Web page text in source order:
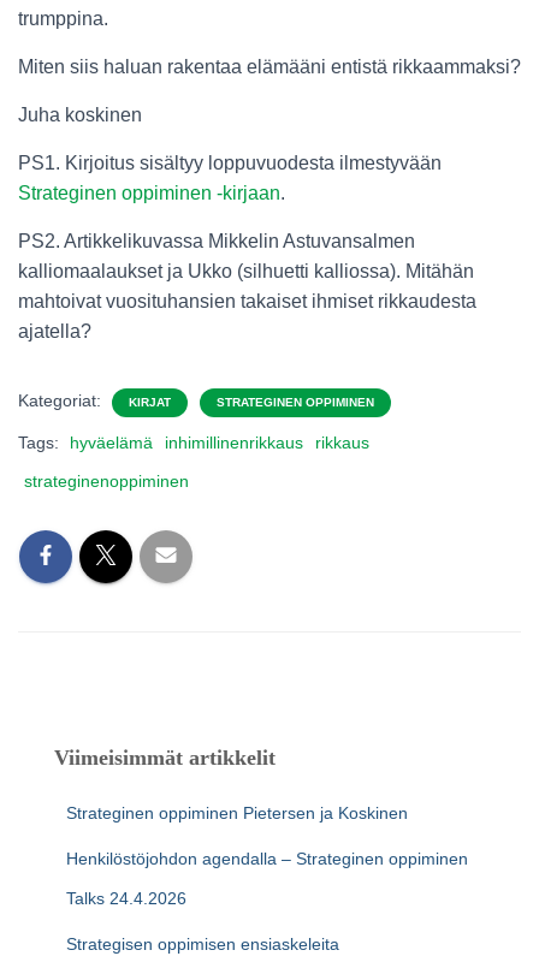
trumppina.
Miten siis haluan rakentaa elämääni entistä rikkaammaksi?
Juha koskinen
PS1. Kirjoitus sisältyy loppuvuodesta ilmestyvään
Strateginen oppiminen -kirjaan.
PS2. Artikkelikuvassa Mikkelin Astuvansalmen
kalliomaalaukset ja Ukko (silhuetti kalliossa). Mitähän
mahtoivat vuosituhansien takaiset ihmiset rikkaudesta
ajatella?
Kategoriat: KIRJAT STRATEGINEN OPPIMINEN
Tags: hyväelämä inhimillinenrikkaus
rikkaus
strateginenoppiminen
Viimeisimmät artikkelit
Strateginen oppiminen Pietersen ja Koskinen
Henkilöstöjohdon agendalla – Strateginen oppiminen
Talks 24.4.2026
Strategisen oppimisen ensiaskeleita